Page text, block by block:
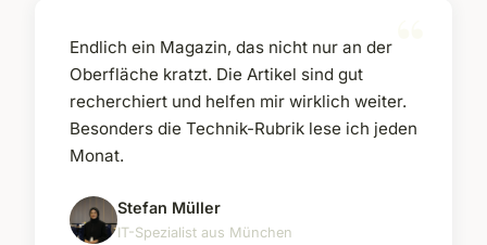
Endlich ein Magazin, das nicht nur an der
Oberfläche kratzt. Die Artikel sind gut
recherchiert und helfen mir wirklich weiter.
Besonders die Technik-Rubrik lese ich jeden
Monat.
Stefan Müller
IT-Spezialist aus München